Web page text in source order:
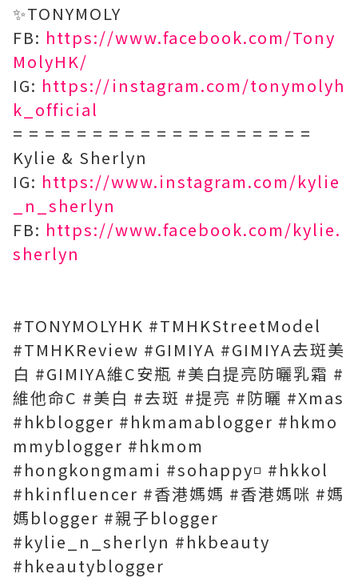
✨TONYMOLY
FB: https://www.facebook.com/Tony
MolyHK/
IG: https://instagram.com/tonymolyh
k_official
= = = = = = = = = = = = = = = = = = =
Kylie & Sherlyn
IG: https://www.instagram.com/kylie
_n_sherlyn
FB: https://www.facebook.com/kylie.
sherlyn
#TONYMOLYHK #TMHKStreetModel
#TMHKReview #GIMIYA #GIMIYA去斑美
白 #GIMIYA維C安瓶 #美白提亮防曬乳霜 #
維他命C #美白 #去斑 #提亮 #防曬 #Xmas
#hkblogger #hkmamablogger #hkmo
mmyblogger #hkmom
#hongkongmami #sohappy◽️ #hkkol
#hkinfluencer #香港媽媽 #香港媽咪 #媽
媽blogger #親子blogger
#kylie_n_sherlyn #hkbeauty
#hkeautyblogger